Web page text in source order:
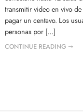
transmitir video en vivo
pagar un centavo. Los
personas por […]
CONTINUE READING ➞